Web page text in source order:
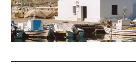
Paros
&
Antiparos